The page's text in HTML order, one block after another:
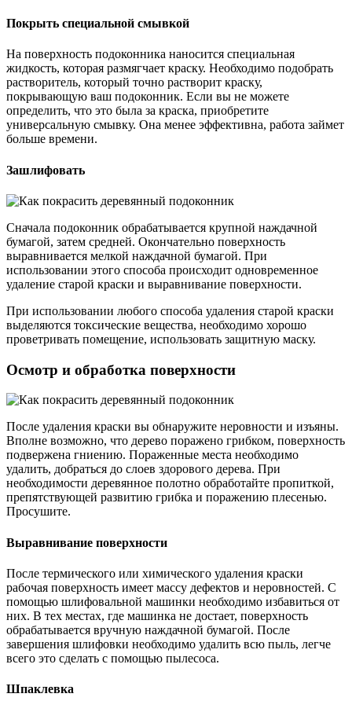
Покрыть специальной смывкой
На поверхность подоконника наносится специальная
жидкость, которая размягчает краску. Необходимо подобрать
растворитель, который точно растворит краску,
покрывающую ваш подоконник. Если вы не можете
определить, что это была за краска, приобретите
универсальную смывку. Она менее эффективна, работа займет
больше времени.
Зашлифовать
Сначала подоконник обрабатывается крупной наждачной
бумагой, затем средней. Окончательно поверхность
выравнивается мелкой наждачной бумагой. При
использовании этого способа происходит одновременное
удаление старой краски и выравнивание поверхности.
При использовании любого способа удаления старой краски
выделяются токсические вещества, необходимо хорошо
проветривать помещение, использовать защитную маску.
Осмотр и обработка поверхности
После удаления краски вы обнаружите неровности и изъяны.
Вполне возможно, что дерево поражено грибком, поверхность
подвержена гниению. Пораженные места необходимо
удалить, добраться до слоев здорового дерева. При
необходимости деревянное полотно обработайте пропиткой,
препятствующей развитию грибка и поражению плесенью.
Просушите.
Выравнивание поверхности
После термического или химического удаления краски
рабочая поверхность имеет массу дефектов и неровностей. С
помощью шлифовальной машинки необходимо избавиться от
них. В тех местах, где машинка не достает, поверхность
обрабатывается вручную наждачной бумагой. После
завершения шлифовки необходимо удалить всю пыль, легче
всего это сделать с помощью пылесоса.
Шпаклевка